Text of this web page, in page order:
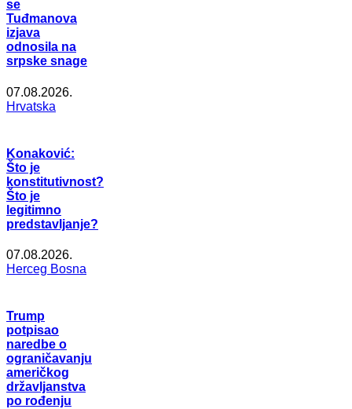
se
Tuđmanova
izjava
odnosila na
srpske snage
07.08.2026.
Hrvatska
Konaković:
Što je
konstitutivnost?
Što je
legitimno
predstavljanje?
07.08.2026.
Herceg Bosna
Trump
potpisao
naredbe o
ograničavanju
američkog
državljanstva
po rođenju